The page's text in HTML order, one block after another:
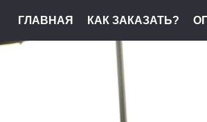
ГЛАВНАЯ КАК ЗАКАЗАТЬ?